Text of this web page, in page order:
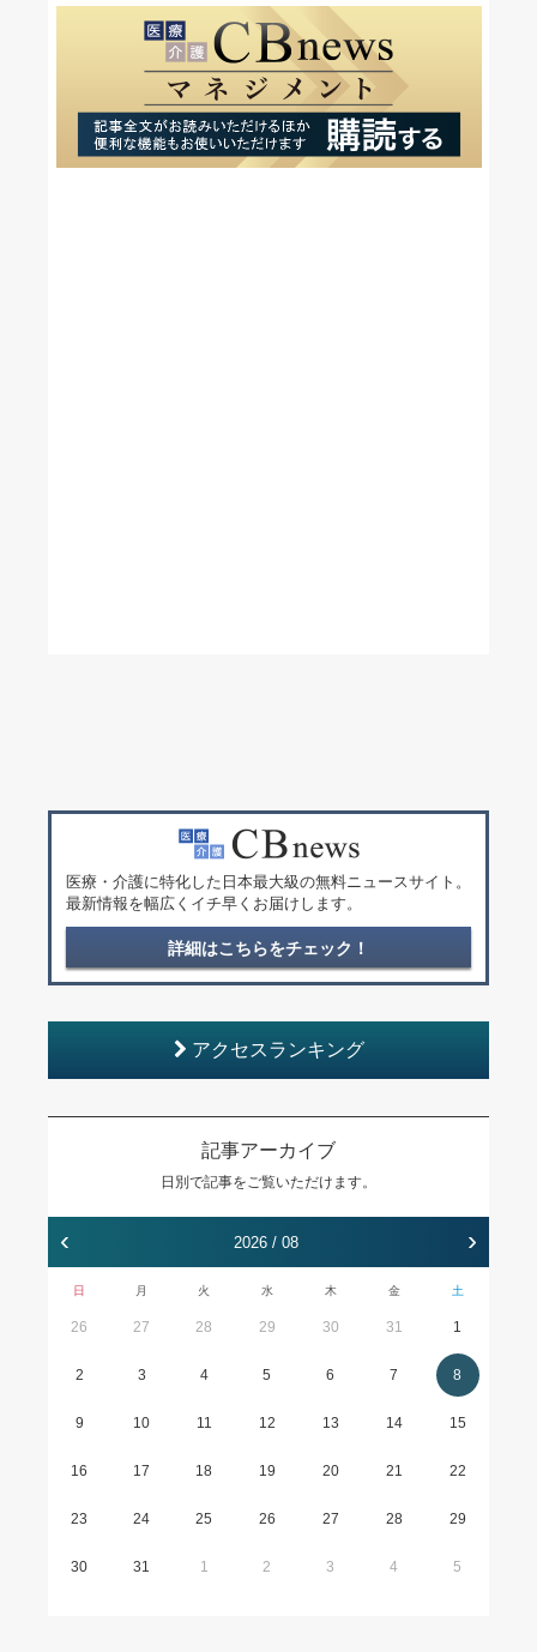
医療・介護に特化した日本最大級の無料ニュースサイト。
最新情報を幅広くイチ早くお届けします。
詳細はこちらをチェック！
アクセスランキング
記事アーカイブ
日別で記事をご覧いただけます。
‹ 2026 / 08 ›
日 月 火 水 木 金 土
26 27 28 29 30 31 1
2 3 4 5 6 7 8
9 10 11 12 13 14 15
16 17 18 19 20 21 22
23 24 25 26 27 28 29
30 31 1 2 3 4 5